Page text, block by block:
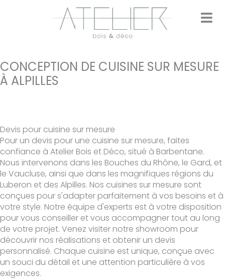
Inspiration
prendre contact
CONCEPTION DE CUISINE SUR MESURE
À ALPILLES
Devis pour cuisine sur mesure
Pour un devis pour une cuisine sur mesure, faites
confiance à Atelier Bois et Déco, situé à Barbentane.
Nous intervenons dans les Bouches du Rhône, le Gard, et
le Vaucluse, ainsi que dans les magnifiques régions du
Luberon et des Alpilles. Nos cuisines sur mesure sont
conçues pour s'adapter parfaitement à vos besoins et à
votre style. Notre équipe d'experts est à votre disposition
pour vous conseiller et vous accompagner tout au long
de votre projet. Venez visiter notre showroom pour
découvrir nos réalisations et obtenir un devis
personnalisé. Chaque cuisine est unique, conçue avec
un souci du détail et une attention particulière à vos
exigences.
Panneau de gestion des cookies